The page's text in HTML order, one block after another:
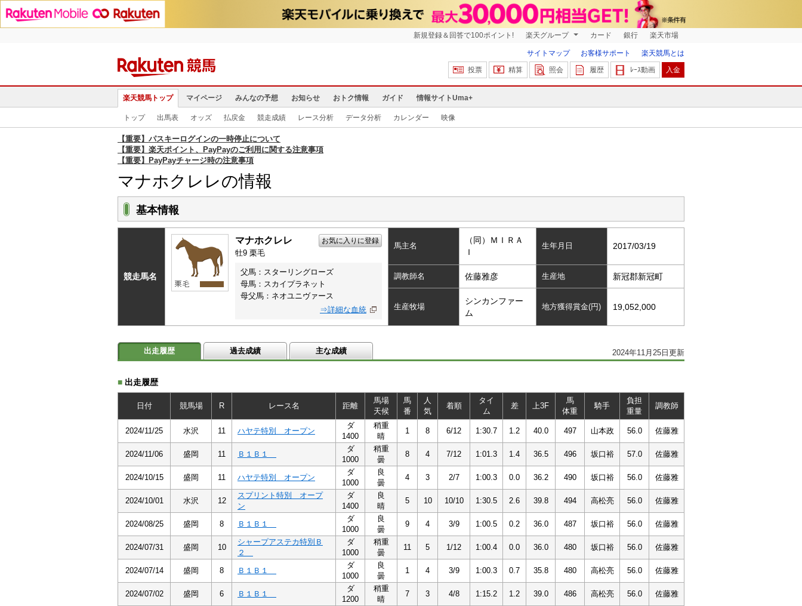
新規登録＆回答で100ポイント! 楽天グループ カード 銀行 楽天市場
サイトマップ お客様サポート
楽天競馬とは
投票
精算 照会 履歴 ﾚｰｽ動画 入金
楽天競馬トップ マイページ みんなの予想 お知らせ おトク情報 ガイド 情報サイトUma+
トップ 出馬表 オッズ 払戻金 競走成績 レース分析 データ分析 カレンダー 映像
【重要】パスキーログインの一時停止について
【重要】楽天ポイント、PayPayのご利用に関する注意事項
【重要】PayPayチャージ時の注意事項
マナホクレレの情報
基本情報
競走馬名
マナホクレレ お気に入りに登録
牡9 栗毛
父馬：スターリングローズ
母馬：スカイプラネット
母父馬：ネオユニヴァース
⇒詳細な血統
馬主名
（同）ＭＩＲＡ
Ｉ
生年月日 2017/03/19
調教師名 佐藤雅彦 生産地 新冠郡新冠町
生産牧場
シンカンファー
ム
地方獲得賞金(円) 19,052,000
2024年11月25日更新
出走履歴 過去成績 主な成績
■ 出走履歴
日付 競馬場 R レース名 距離
馬場
天候
馬
番
人
気
着順
タイ
ム
差 上3F
馬
体重
騎手
負担
重量
調教師
2024/11/25 水沢 11 ハヤテ特別 オープン
ダ
1400
稍重
晴
1 8 6/12 1:30.7 1.2 40.0 497 山本政 56.0 佐藤雅
2024/11/06 盛岡 11 Ｂ１Ｂ１
ダ
1000
稍重
曇
8 4 7/12 1:01.3 1.4 36.5 496 坂口裕 57.0 佐藤雅
2024/10/15 盛岡 11 ハヤテ特別 オープン
ダ
1000
良
曇
4 3 2/7 1:00.3 0.0 36.2 490 坂口裕 56.0 佐藤雅
2024/10/01 水沢 12
スプリント特別 オープ
ン
ダ
1400
良
晴
5 10 10/10 1:30.5 2.6 39.8 494 高松亮 56.0 佐藤雅
2024/08/25 盛岡 8 Ｂ１Ｂ１
ダ
1000
良
曇
9 4 3/9 1:00.5 0.2 36.0 487 坂口裕 56.0 佐藤雅
2024/07/31 盛岡 10
シャープアステカ特別Ｂ
２
ダ
1000
稍重
曇
11 5 1/12 1:00.4 0.0 36.0 480 坂口裕 56.0 佐藤雅
2024/07/14 盛岡 8 Ｂ１Ｂ１
ダ
1000
良
曇
1 4 3/9 1:00.3 0.7 35.8 480 高松亮 56.0 佐藤雅
2024/07/02 盛岡 6 Ｂ１Ｂ１
ダ
1200
稍重
晴
7 3 4/8 1:15.2 1.2 39.0 486 高松亮 56.0 佐藤雅